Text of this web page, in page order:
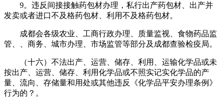
9。违反间接接触药包材办理，私行出产药包材、出产并
发卖或者进口不及格药包材、利用不及格药包材。
成都会各级农业、工商行政办理、质量监视、食物药品监
管、、商务、城市办理、市场监管等部分及成都查验检疫局。
（十六）不法出产、运营、储存、利用、运输化学品或未
按出产、运营、储存、利用化学品或不照实记实化学品的产
量、流向、存储量和用处或其他违反《化学品平安办理条例》
行为的？。